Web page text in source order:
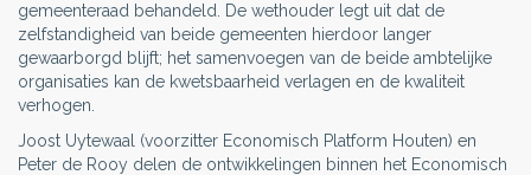
gemeenteraad behandeld. De wethouder legt uit dat de
zelfstandigheid van beide gemeenten hierdoor langer
gewaarborgd blijft; het samenvoegen van de beide ambtelijke
organisaties kan de kwetsbaarheid verlagen en de kwaliteit
verhogen.
Joost Uytewaal (voorzitter Economisch Platform Houten) en
Peter de Rooy delen de ontwikkelingen binnen het Economisch